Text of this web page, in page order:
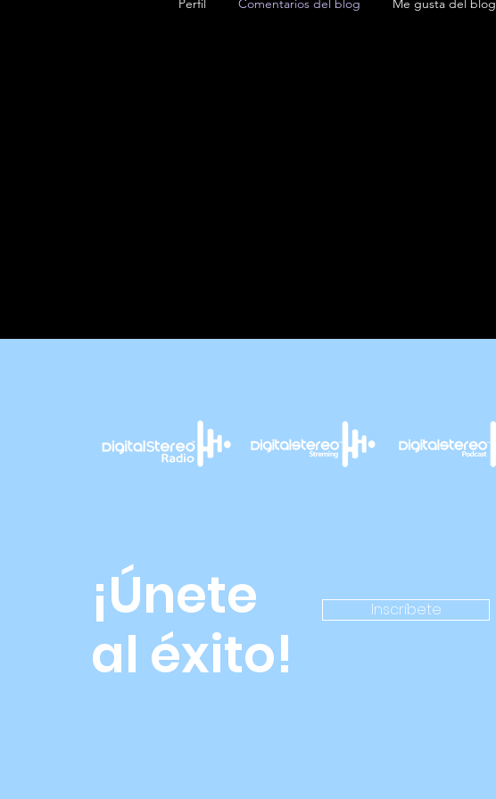
Perfil Comentarios del blog Me gusta del blog
¡Únete
al éxito!
Inscríbete